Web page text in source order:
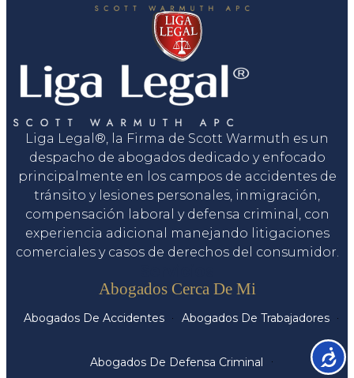
Liga Legal®, la Firma de Scott Warmuth es un
despacho de abogados dedicado y enfocado
principalmente en los campos de accidentes de
tránsito y lesiones personales, inmigración,
compensación laboral y defensa criminal, con
experiencia adicional manejando litigaciones
comerciales y casos de derechos del consumidor.
Abogados Cerca De Mi
Abogados De Accidentes Abogados De Trabajadores
Abogados De Defensa Criminal